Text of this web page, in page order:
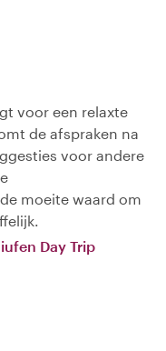
voor een relaxte
de afspraken na
voor andere
moeite waard om
Day Trip